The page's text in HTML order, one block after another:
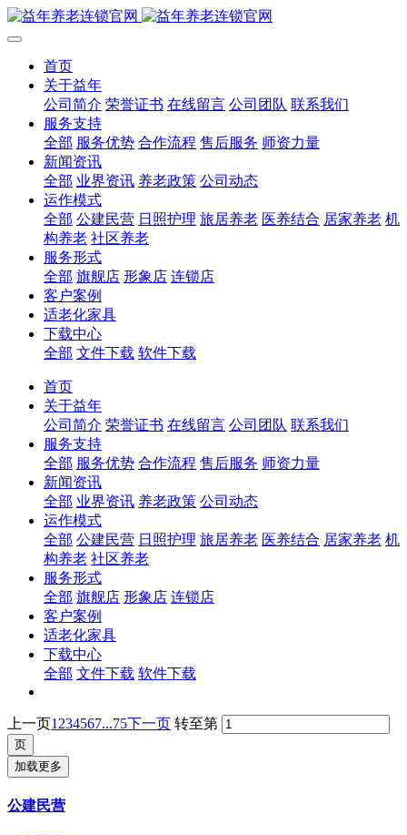
首页
关于益年
公司简介 荣誉证书 在线留言 公司团队 联系我们
服务支持
全部 服务优势 合作流程 售后服务 师资力量
新闻资讯
全部 业界资讯 养老政策 公司动态
运作模式
全部 公建民营 日照护理 旅居养老 医养结合 居家养老 机
构养老 社区养老
服务形式
全部 旗舰店 形象店 连锁店
客户案例
适老化家具
下载中心
全部 文件下载 软件下载
首页
关于益年
公司简介 荣誉证书 在线留言 公司团队 联系我们
服务支持
全部 服务优势 合作流程 售后服务 师资力量
新闻资讯
全部 业界资讯 养老政策 公司动态
运作模式
全部 公建民营 日照护理 旅居养老 医养结合 居家养老 机
构养老 社区养老
服务形式
全部 旗舰店 形象店 连锁店
客户案例
适老化家具
下载中心
全部 文件下载 软件下载
上一页1 234567...75下一页 转至第
加载更多
公建民营